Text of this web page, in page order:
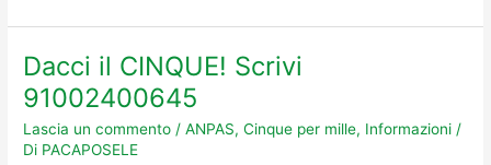
Dacci il CINQUE! Scrivi
91002400645
Lascia un commento /ANPAS,Cinque per mille, Informazioni /
Di PACAPOSELE
Dacci
il
CINQUE!
Scrivi
91002400645